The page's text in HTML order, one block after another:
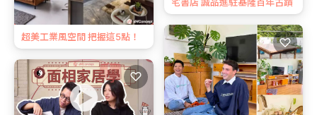
宅書店 誠品進駐基隆百年古蹟
♡
超美工業風空間 把握這5點！
♡